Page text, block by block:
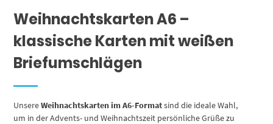
Weihnachtskarten A6 –
klassische Karten mit weißen
Briefumschlägen
UnsereWeihnachtskarten im A6-Formatsind die ideale Wahl,
um in der Advents- und Weihnachtszeit persönliche Grüße zu